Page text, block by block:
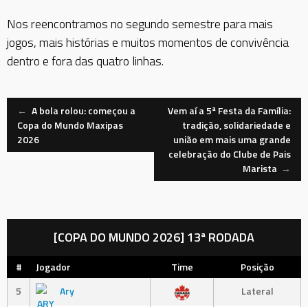
Nos reencontramos no segundo semestre para mais
jogos, mais histórias e muitos momentos de convivência
dentro e fora das quatro linhas.
Navegação
de
← A bola rolou: começou a
Copa do Mundo Maxipas
2026
Vem aí a 5ª Festa da Família:
tradição, solidariedade e
união em mais uma grande
celebração do Clube de Pais
Marista →
[COPA DO MUNDO 2026] 13ª RODADA
# Jogador Time
Posição
5
Ary
Lateral